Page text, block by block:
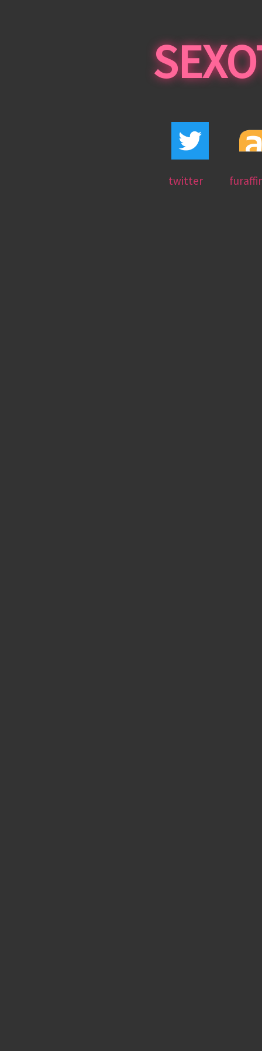
twitter